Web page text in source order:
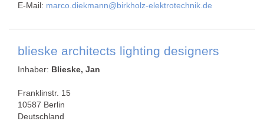
E-Mail: marco.diekmann@birkholz-elektrotechnik.de
blieske architects lighting designers
Inhaber: Blieske, Jan
Franklinstr. 15
10587 Berlin
Deutschland